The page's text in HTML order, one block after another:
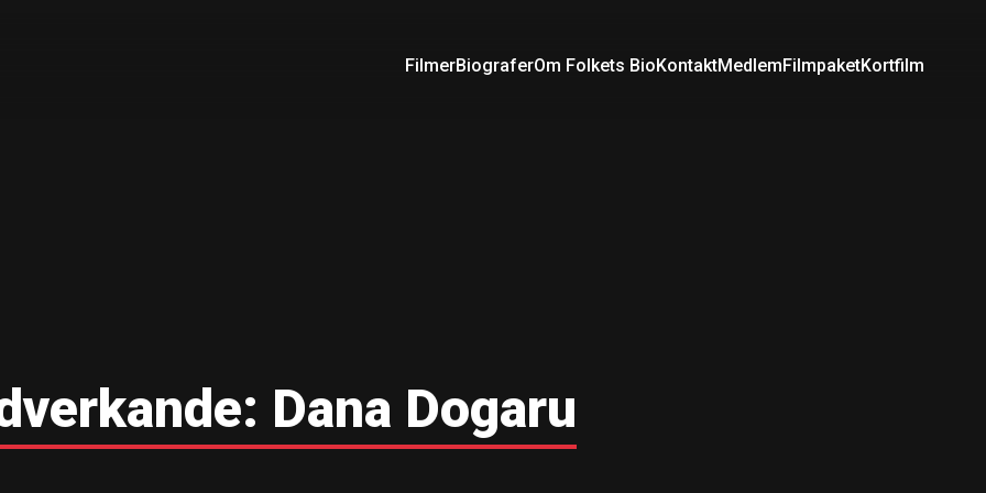
FilmerBiograferOm Folkets BioKontaktMedlemFilmpaketKortfilm
Dana Dogaru